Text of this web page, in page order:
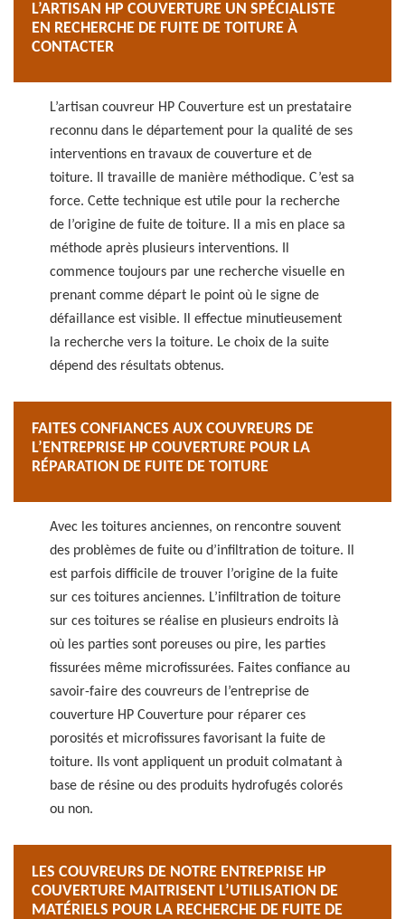
L’ARTISAN HP COUVERTURE UN SPÉCIALISTE
EN RECHERCHE DE FUITE DE TOITURE À
CONTACTER
L’artisan couvreur HP Couverture est un prestataire
reconnu dans le département pour la qualité de ses
interventions en travaux de couverture et de
toiture. Il travaille de manière méthodique. C’est sa
force. Cette technique est utile pour la recherche
de l’origine de fuite de toiture. Il a mis en place sa
méthode après plusieurs interventions. Il
commence toujours par une recherche visuelle en
prenant comme départ le point où le signe de
défaillance est visible. Il effectue minutieusement
la recherche vers la toiture. Le choix de la suite
dépend des résultats obtenus.
FAITES CONFIANCES AUX COUVREURS DE
L’ENTREPRISE HP COUVERTURE POUR LA
RÉPARATION DE FUITE DE TOITURE
Avec les toitures anciennes, on rencontre souvent
des problèmes de fuite ou d’infiltration de toiture. Il
est parfois difficile de trouver l’origine de la fuite
sur ces toitures anciennes. L’infiltration de toiture
sur ces toitures se réalise en plusieurs endroits là
où les parties sont poreuses ou pire, les parties
fissurées même microfissurées. Faites confiance au
savoir-faire des couvreurs de l’entreprise de
couverture HP Couverture pour réparer ces
porosités et microfissures favorisant la fuite de
toiture. Ils vont appliquent un produit colmatant à
base de résine ou des produits hydrofugés colorés
ou non.
LES COUVREURS DE NOTRE ENTREPRISE HP
COUVERTURE MAITRISENT L’UTILISATION DE
MATÉRIELS POUR LA RECHERCHE DE FUITE DE